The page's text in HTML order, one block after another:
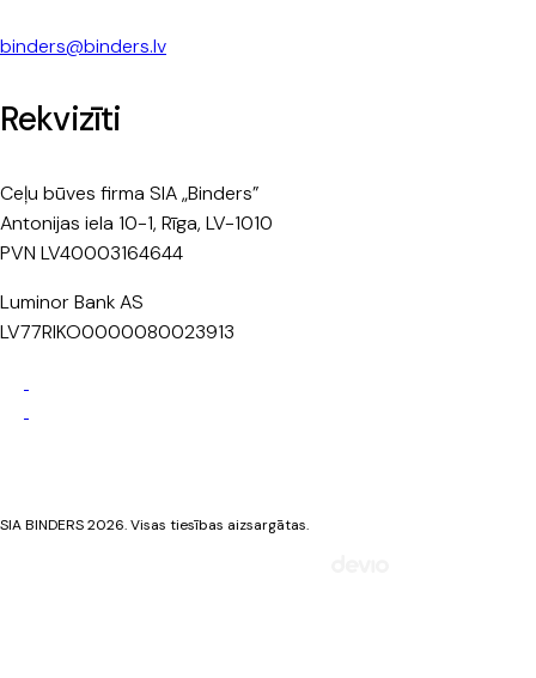
binders@binders.lv
Rekvizīti
Ceļu būves firma SIA „Binders”
Antonijas iela 10-1, Rīga, LV-1010
PVN LV40003164644
Luminor Bank AS
LV77RIKO0000080023913
SIA BINDERS 2026. Visas tiesības aizsargātas.